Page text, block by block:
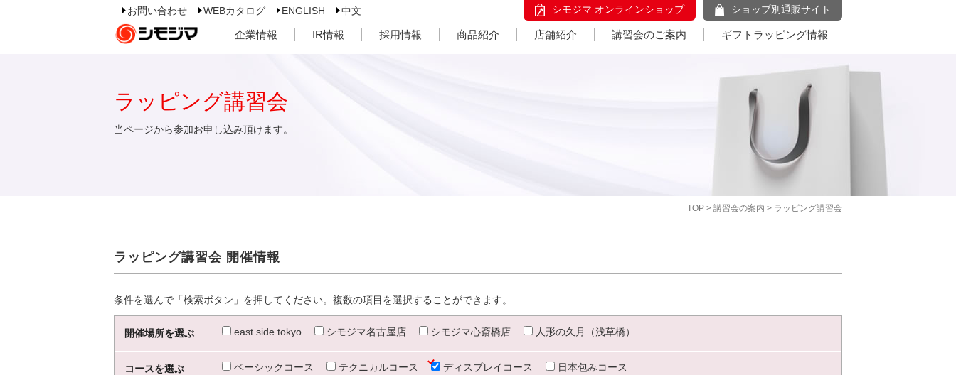
お問い合わせ WEBカタログ ENGLISH 中文 シモジマ オンラインショップ ショップ別通販サイト
企業情報 IR情報 採用情報 商品紹介 店舗紹介 講習会のご案内 ギフトラッピング情報
TOP > 講習会の案内 > ラッピング講習会
ラッピング講習会
当ページから参加お申し込み頂けます。
ラッピング講習会 開催情報
条件を選んで「検索ボタン」を押してください。複数の項目を選択することができます。
開催場所を選ぶ east side tokyo シモジマ名古屋店 シモジマ心斎橋店 人形の久月（浅草橋）
コースを選ぶ ベーシックコース テクニカルコース ディスプレイコース 日本包みコース